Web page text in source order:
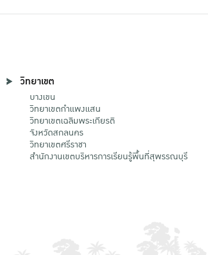
วิทยาเขต
บางเขน
วิทยาเขตกําแพงแสน
วิทยาเขตเฉลิมพระเกียรติ
จังหวัดสกลนคร
วิทยาเขตศรีราชา
สำนักงานเขตบริหารการเรียนรู้พื้นที่สุพรรณบุรี